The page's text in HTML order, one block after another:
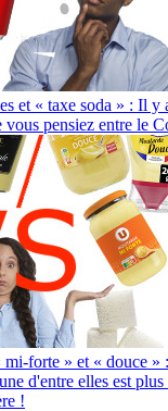
et « taxe soda » : Il y
vous pensiez entre le
forte » et « douce »
d'entre elles est plus
!